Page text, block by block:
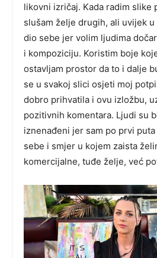
likovni izričaj. Kada radim slike
slušam želje drugih, ali uvijek
dio sebe jer volim ljudima
i kompoziciju. Koristim boje
ostavljam prostor da to i dalje
se u svakoj slici osjeti moj
dobro prihvatila i ovu izložbu,
pozitivnih komentara. Ljudi su
iznenađeni jer sam po prvi
sebe i smjer u kojem zaista
komercijalne, tuđe želje, već